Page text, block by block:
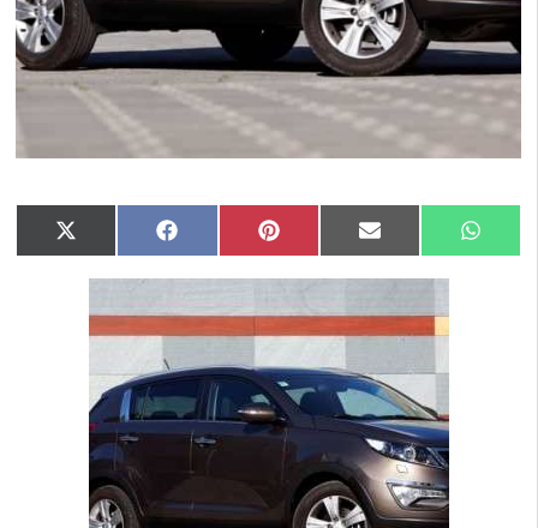
Compartir
en
X
(Twitter)
Compartir
en
Facebook Compartir
en
Pinterest Compartir
en
Email
en